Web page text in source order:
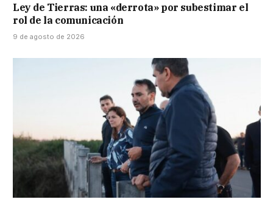
Ley de Tierras: una «derrota» por subestimar el
rol de la comunicación
9 de agosto de 2026